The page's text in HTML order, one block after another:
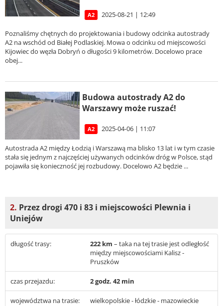
A2 2025-08-21 | 12:49
Poznaliśmy chętnych do projektowania i budowy odcinka autostrady
A2 na wschód od Białej Podlaskiej. Mowa o odcinku od miejscowości
Kijowiec do węzła Dobryń o długości 9 kilometrów. Docelowo prace
obej...
Budowa autostrady A2 do
Warszawy może ruszać!
A2 2025-04-06 | 11:07
Autostrada A2 między Łodzią i Warszawą ma blisko 13 lat i w tym czasie
stała się jednym z najczęściej używanych odcinków dróg w Polsce, stąd
pojawiła się konieczność jej rozbudowy. Docelowo A2 będzie ...
2. Przez drogi 470 i 83 i miejscowości Plewnia i
Uniejów
długość trasy: 222 km – taka na tej trasie jest odległość
między miejscowościami Kalisz -
Pruszków
czas przejazdu: 2 godz. 42 min
województwa na trasie: wielkopolskie - łódzkie - mazowieckie